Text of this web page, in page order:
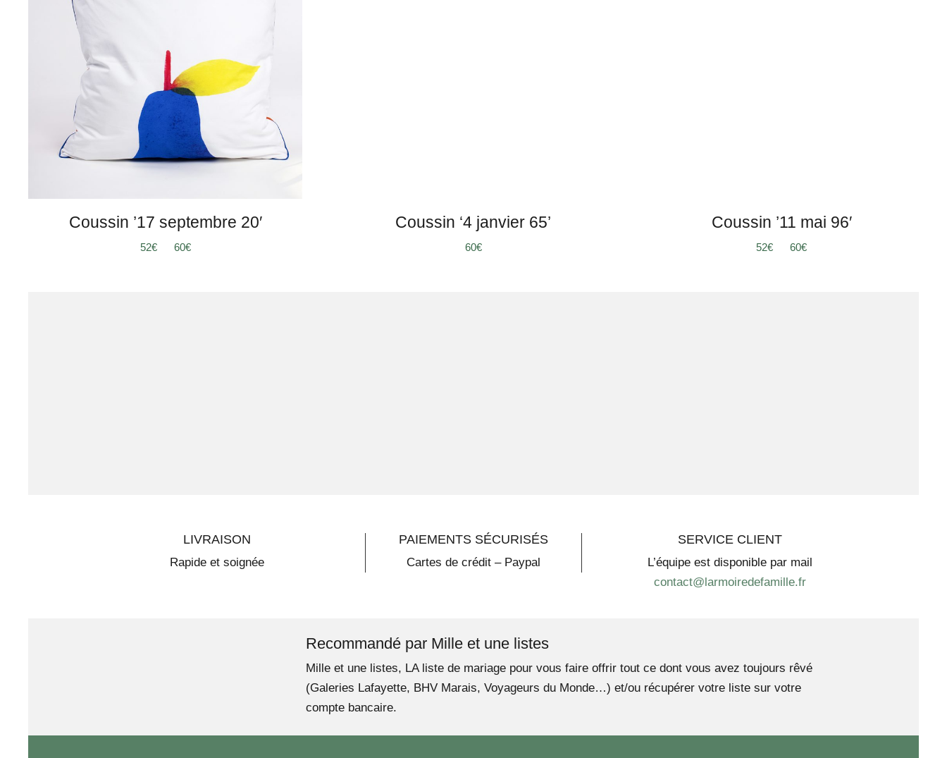
Coussin ’17 septembre 20′
52€ 60€Plage
Coussin ‘4 janvier 65’
60€
Coussin ’11 mai 96′
52€ 60€Plage
LIVRAISON
Rapide et soignée
PAIEMENTS SÉCURISÉS
Cartes de crédit – Paypal
SERVICE CLIENT
L’équipe est disponible par mail
contact@larmoiredefamille.fr
Recommandé par Mille et une listes
Mille et une listes, LA liste de mariage pour vous faire offrir tout ce dont vous avez toujours rêvé
(Galeries Lafayette, BHV Marais, Voyageurs du Monde…) et/ou récupérer votre liste sur votre
compte bancaire.